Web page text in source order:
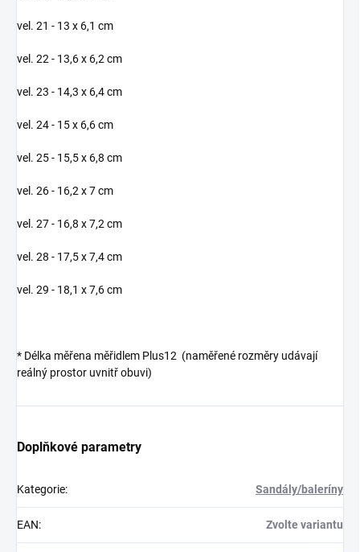
vel. 21 - 13 x 6,1 cm
vel. 22 - 13,6 x 6,2 cm
vel. 23 - 14,3 x 6,4 cm
vel. 24 - 15 x 6,6 cm
vel. 25 - 15,5 x 6,8 cm
vel. 26 - 16,2 x 7 cm
vel. 27 - 16,8 x 7,2 cm
vel. 28 - 17,5 x 7,4 cm
vel. 29 - 18,1 x 7,6 cm
* Délka měřena měřidlem Plus12 (naměřené rozměry udávají
reálný prostor uvnitř obuvi)
Doplňkové parametry
Kategorie: Sandály/baleríny
EAN: Zvolte variantu